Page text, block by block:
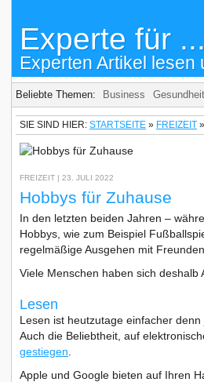
Experte für ...
Experten Artikel lesen
Beliebte Themen: Business Gesundheit
SIE SIND HIER: STARTSEITE » FREIZEIT »
FREIZEIT | 23. JULI 2022
Hobbys für Zuhause
In den letzten beiden Jahren –
Hobbys, wie zum Beispiel
regelmäßige Ausgehen mit
Viele Menschen haben sich deshalb
Lesen
Lesen ist heutzutage einfacher
Auch die Beliebtheit, auf
gestiegen
Apple und Google bieten auf Ihren